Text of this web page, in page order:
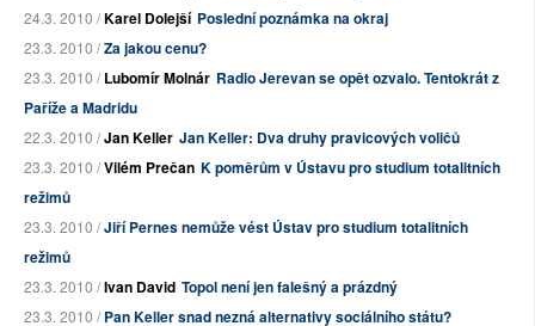
24.3. 2010 /Karel Dolejší Poslední poznámka na okraj
23.3. 2010 /Za jakou cenu?
23.3. 2010 /Lubomír Molnár Radio Jerevan se opět ozvalo. Tentokrát z
Paříže a Madridu
22.3. 2010 /Jan Keller Jan Keller: Dva druhy pravicových voličů
23.3. 2010 /Vilém Prečan K poměrům v Ústavu pro studium totalitních
režimů
23.3. 2010 /Jiří Pernes nemůže vést Ústav pro studium totalitních
režimů
23.3. 2010 /Ivan David Topol není jen falešný a prázdný
23.3. 2010 /Pan Keller snad nezná alternativy sociálního státu?